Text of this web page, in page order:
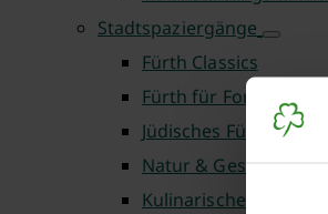
Stadtspaziergänge
Fürth Classics
Fürth für
Jüdisches Fürth
Natur & Geschichte
Kulinarische Touren